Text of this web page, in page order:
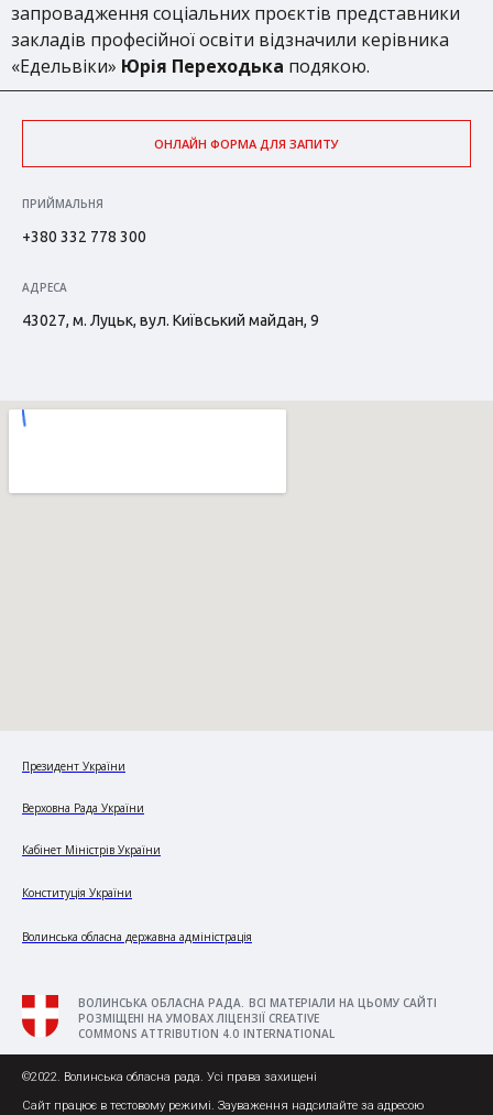
запровадження соціальних проєктів представники
закладів професійної освіти відзначили керівника
«Едельвіки» Юрія Переходька подякою.
ОНЛАЙН ФОРМА ДЛЯ ЗАПИТУ
ПРИЙМАЛЬНЯ
+380 332 778 300
АДРЕСА
43027, м. Луцьк, вул. Київський майдан, 9
Президент України
Верховна Рада України
Кабінет Міністрів України
Конституція України
Волинська обласна державна адміністрація
ВОЛИНСЬКА ОБЛАСНА РАДА. ВСІ МАТЕРІАЛИ НА ЦЬОМУ САЙТІ
РОЗМІЩЕНІ НА УМОВАХ ЛІЦЕНЗІЇ CREATIVE
COMMONS ATTRIBUTION 4.0 INTERNATIONAL
©2022. Волинська обласна рада. Усі права захищені
Сайт працює в тестовому режимі. Зауваження надсилайте за адресою